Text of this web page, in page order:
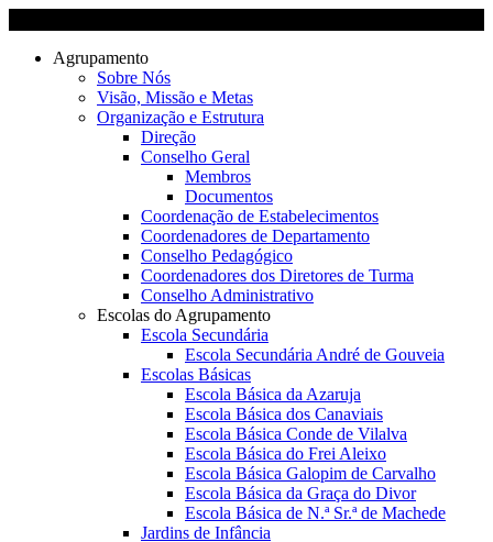
Agrupamento
Sobre Nós
Visão, Missão e Metas
Organização e Estrutura
Direção
Conselho Geral
Membros
Documentos
Coordenação de Estabelecimentos
Coordenadores de Departamento
Conselho Pedagógico
Coordenadores dos Diretores de Turma
Conselho Administrativo
Escolas do Agrupamento
Escola Secundária
Escola Secundária André de Gouveia
Escolas Básicas
Escola Básica da Azaruja
Escola Básica dos Canaviais
Escola Básica Conde de Vilalva
Escola Básica do Frei Aleixo
Escola Básica Galopim de Carvalho
Escola Básica da Graça do Divor
Escola Básica de N.ª Sr.ª de Machede
Jardins de Infância